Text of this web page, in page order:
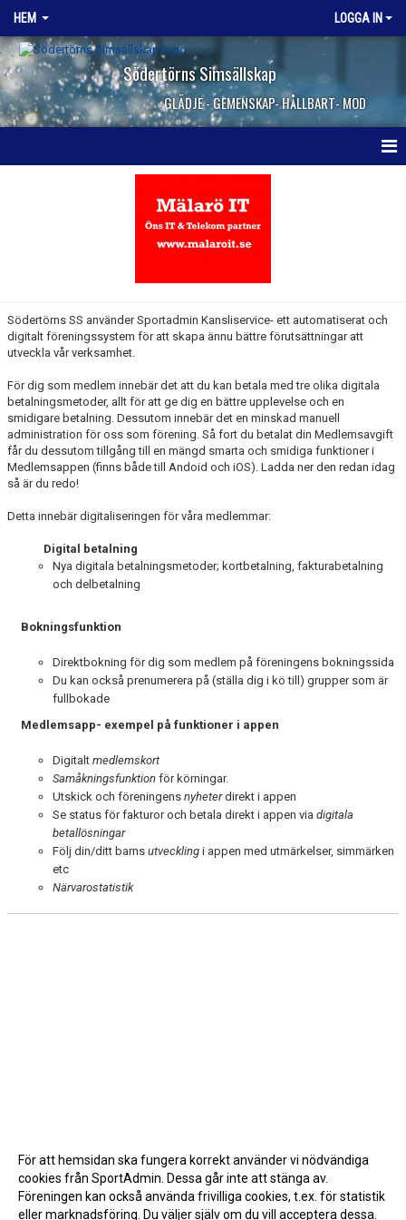
HEM LOGGA IN
Södertörns Simsällskap
GLÄDJE - GEMENSKAP- HÅLLBART- MOD
SIMSKOLAN
TEKNIKSKOLAN
TÄVLINGSVERKSAMHETEN
VUXENVERKSAMHET
KONTAKTA OSS
Södertörns SS använder Sportadmin Kansliservice- ett automatiserat och
digitalt föreningssystem för att skapa ännu bättre förutsättningar att
utveckla vår verksamhet.
För dig som medlem innebär det att du kan betala med tre olika digitala
betalningsmetoder, allt för att ge dig en bättre upplevelse och en
smidigare betalning. Dessutom innebär det en minskad manuell
administration för oss som förening. Så fort du betalat din Medlemsavgift
får du dessutom tillgång till en mängd smarta och smidiga funktioner i
Medlemsappen (finns både till Andoid och iOS). Ladda ner den redan idag
så är du redo!
Detta innebär digitaliseringen för våra medlemmar:
Digital betalning
Nya digitala betalningsmetoder; kortbetalning, fakturabetalning
och delbetalning
Bokningsfunktion
Direktbokning för dig som medlem på föreningens bokningssida
Du kan också prenumerera på (ställa dig i kö till) grupper som är
fullbokade
Medlemsapp- exempel på funktioner i appen
Digitalt medlemskort
Samåkningsfunktion för körningar.
Utskick och föreningens nyheterdirekt i appen
Se status för fakturor och betala direkt i appen via digitala
betallösningar
Följ din/ditt barns utveckling i appen med utmärkelser, simmärken
etc
Närvarostatistik
För att hemsidan ska fungera korrekt använder vi nödvändiga
cookies från SportAdmin. Dessa går inte att stänga av.
Föreningen kan också använda frivilliga cookies, t.ex. för statistik
eller marknadsföring. Du väljer själv om du vill acceptera dessa.